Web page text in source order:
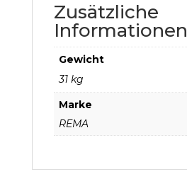
Zusätzliche
Informationen
Gewicht
31 kg
Marke
REMA